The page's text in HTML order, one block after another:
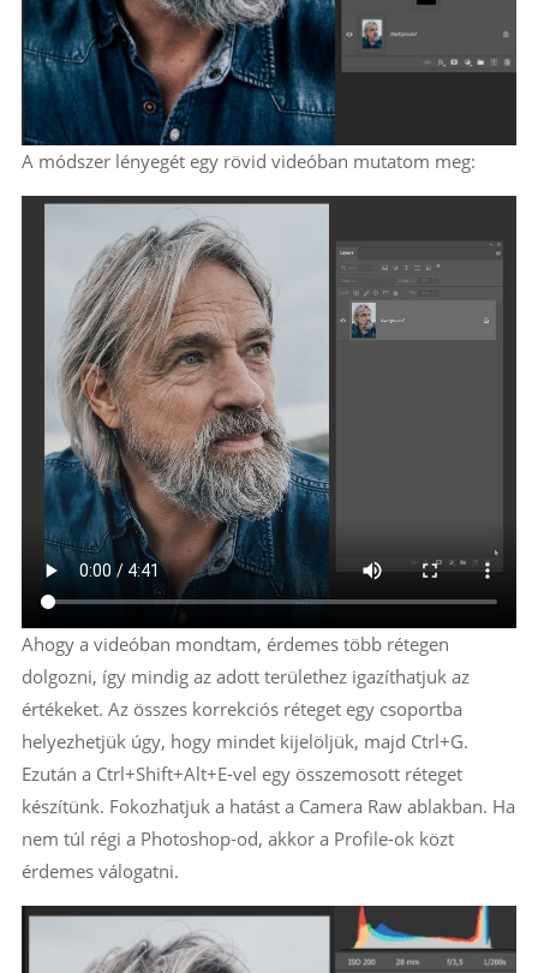
A módszer lényegét egy rövid videóban mutatom meg:
Ahogy a videóban mondtam, érdemes több rétegen
dolgozni, így mindig az adott területhez igazíthatjuk az
értékeket. Az összes korrekciós réteget egy csoportba
helyezhetjük úgy, hogy mindet kijelöljük, majd Ctrl+G.
Ezután a Ctrl+Shift+Alt+E-vel egy összemosott réteget
készítünk. Fokozhatjuk a hatást a Camera Raw ablakban. Ha
nem túl régi a Photoshop-od, akkor a Profile-ok közt
érdemes válogatni.